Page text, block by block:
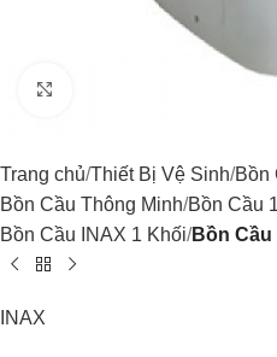
Trang chủ Thiết Bị Vệ Sinh Bồn
Bồn Cầu Thông Minh Bồn Cầu
Bồn Cầu INAX 1 Khối Bồn
INAX